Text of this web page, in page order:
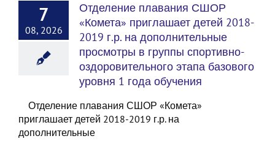
7
08, 2026
Отделение плавания СШОР
«Комета» приглашает детей 2018-
2019 г.р. на дополнительные
просмотры в группы спортивно-
оздоровительного этапа базового
уровня 1 года обучения
Отделение плавания СШОР «Комета»
приглашает детей 2018-2019 г.р. на
дополнительные